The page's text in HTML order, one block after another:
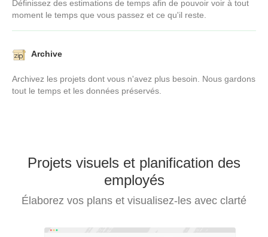
Définissez des estimations de temps afin de pouvoir voir à tout
moment le temps que vous passez et ce qu'il reste.
Archive
Archivez les projets dont vous n'avez plus besoin. Nous gardons
tout le temps et les données préservés.
Projets visuels et planification des
employés
Élaborez vos plans et visualisez-les avec clarté